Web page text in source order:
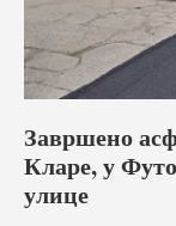
Управа
Услуге
Јавне набавке
Завршено
Кларе, у
улице